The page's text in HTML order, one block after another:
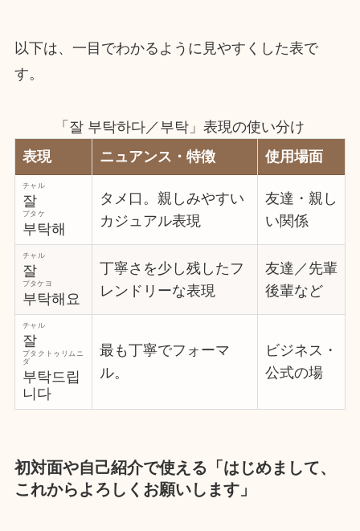
以下は、一目でわかるように見やすくした表で
す。
「잘 부탁하다／부탁」表現の使い分け
表現
ニュアンス・特徴 使用場面
잘
チャル
부탁해
プタケ
タメ口。親しみやすい
カジュアル表現
友達・親し
い関係
잘
チャル
부탁해요
プタケヨ
丁寧さを少し残したフ
レンドリーな表現
友達／先輩
後輩など
잘
チャル
부탁드립
니다
プタクトゥリムニ
ダ
最も丁寧でフォーマ
ル。
ビジネス・
公式の場
初対面や自己紹介で使える「はじめまして、
これからよろしくお願いします」